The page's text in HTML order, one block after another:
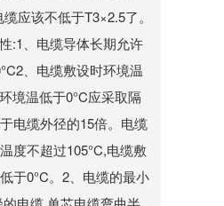
应该不低于T3×2.5了。
:1、电缆导体长期允许
、电缆敷设时环境温
境温低于0°C应采取隔
电缆外径的15倍。电缆
度不超过105°C,电缆敷
于0°C。2、电缆的最小